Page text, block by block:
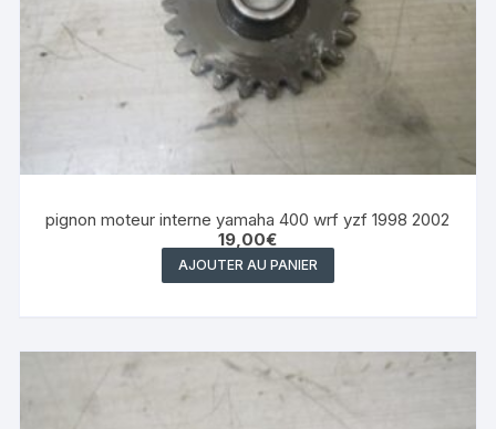
pignon moteur interne yamaha 400 wrf yzf 1998 2002
19,00€
AJOUTER AU PANIER